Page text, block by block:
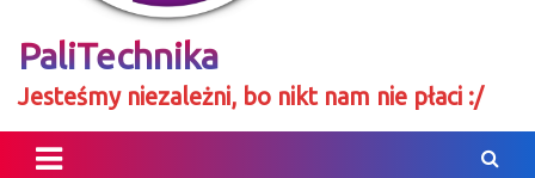
PaliTechnika
Jesteśmy niezależni, bo nikt nam nie płaci :/